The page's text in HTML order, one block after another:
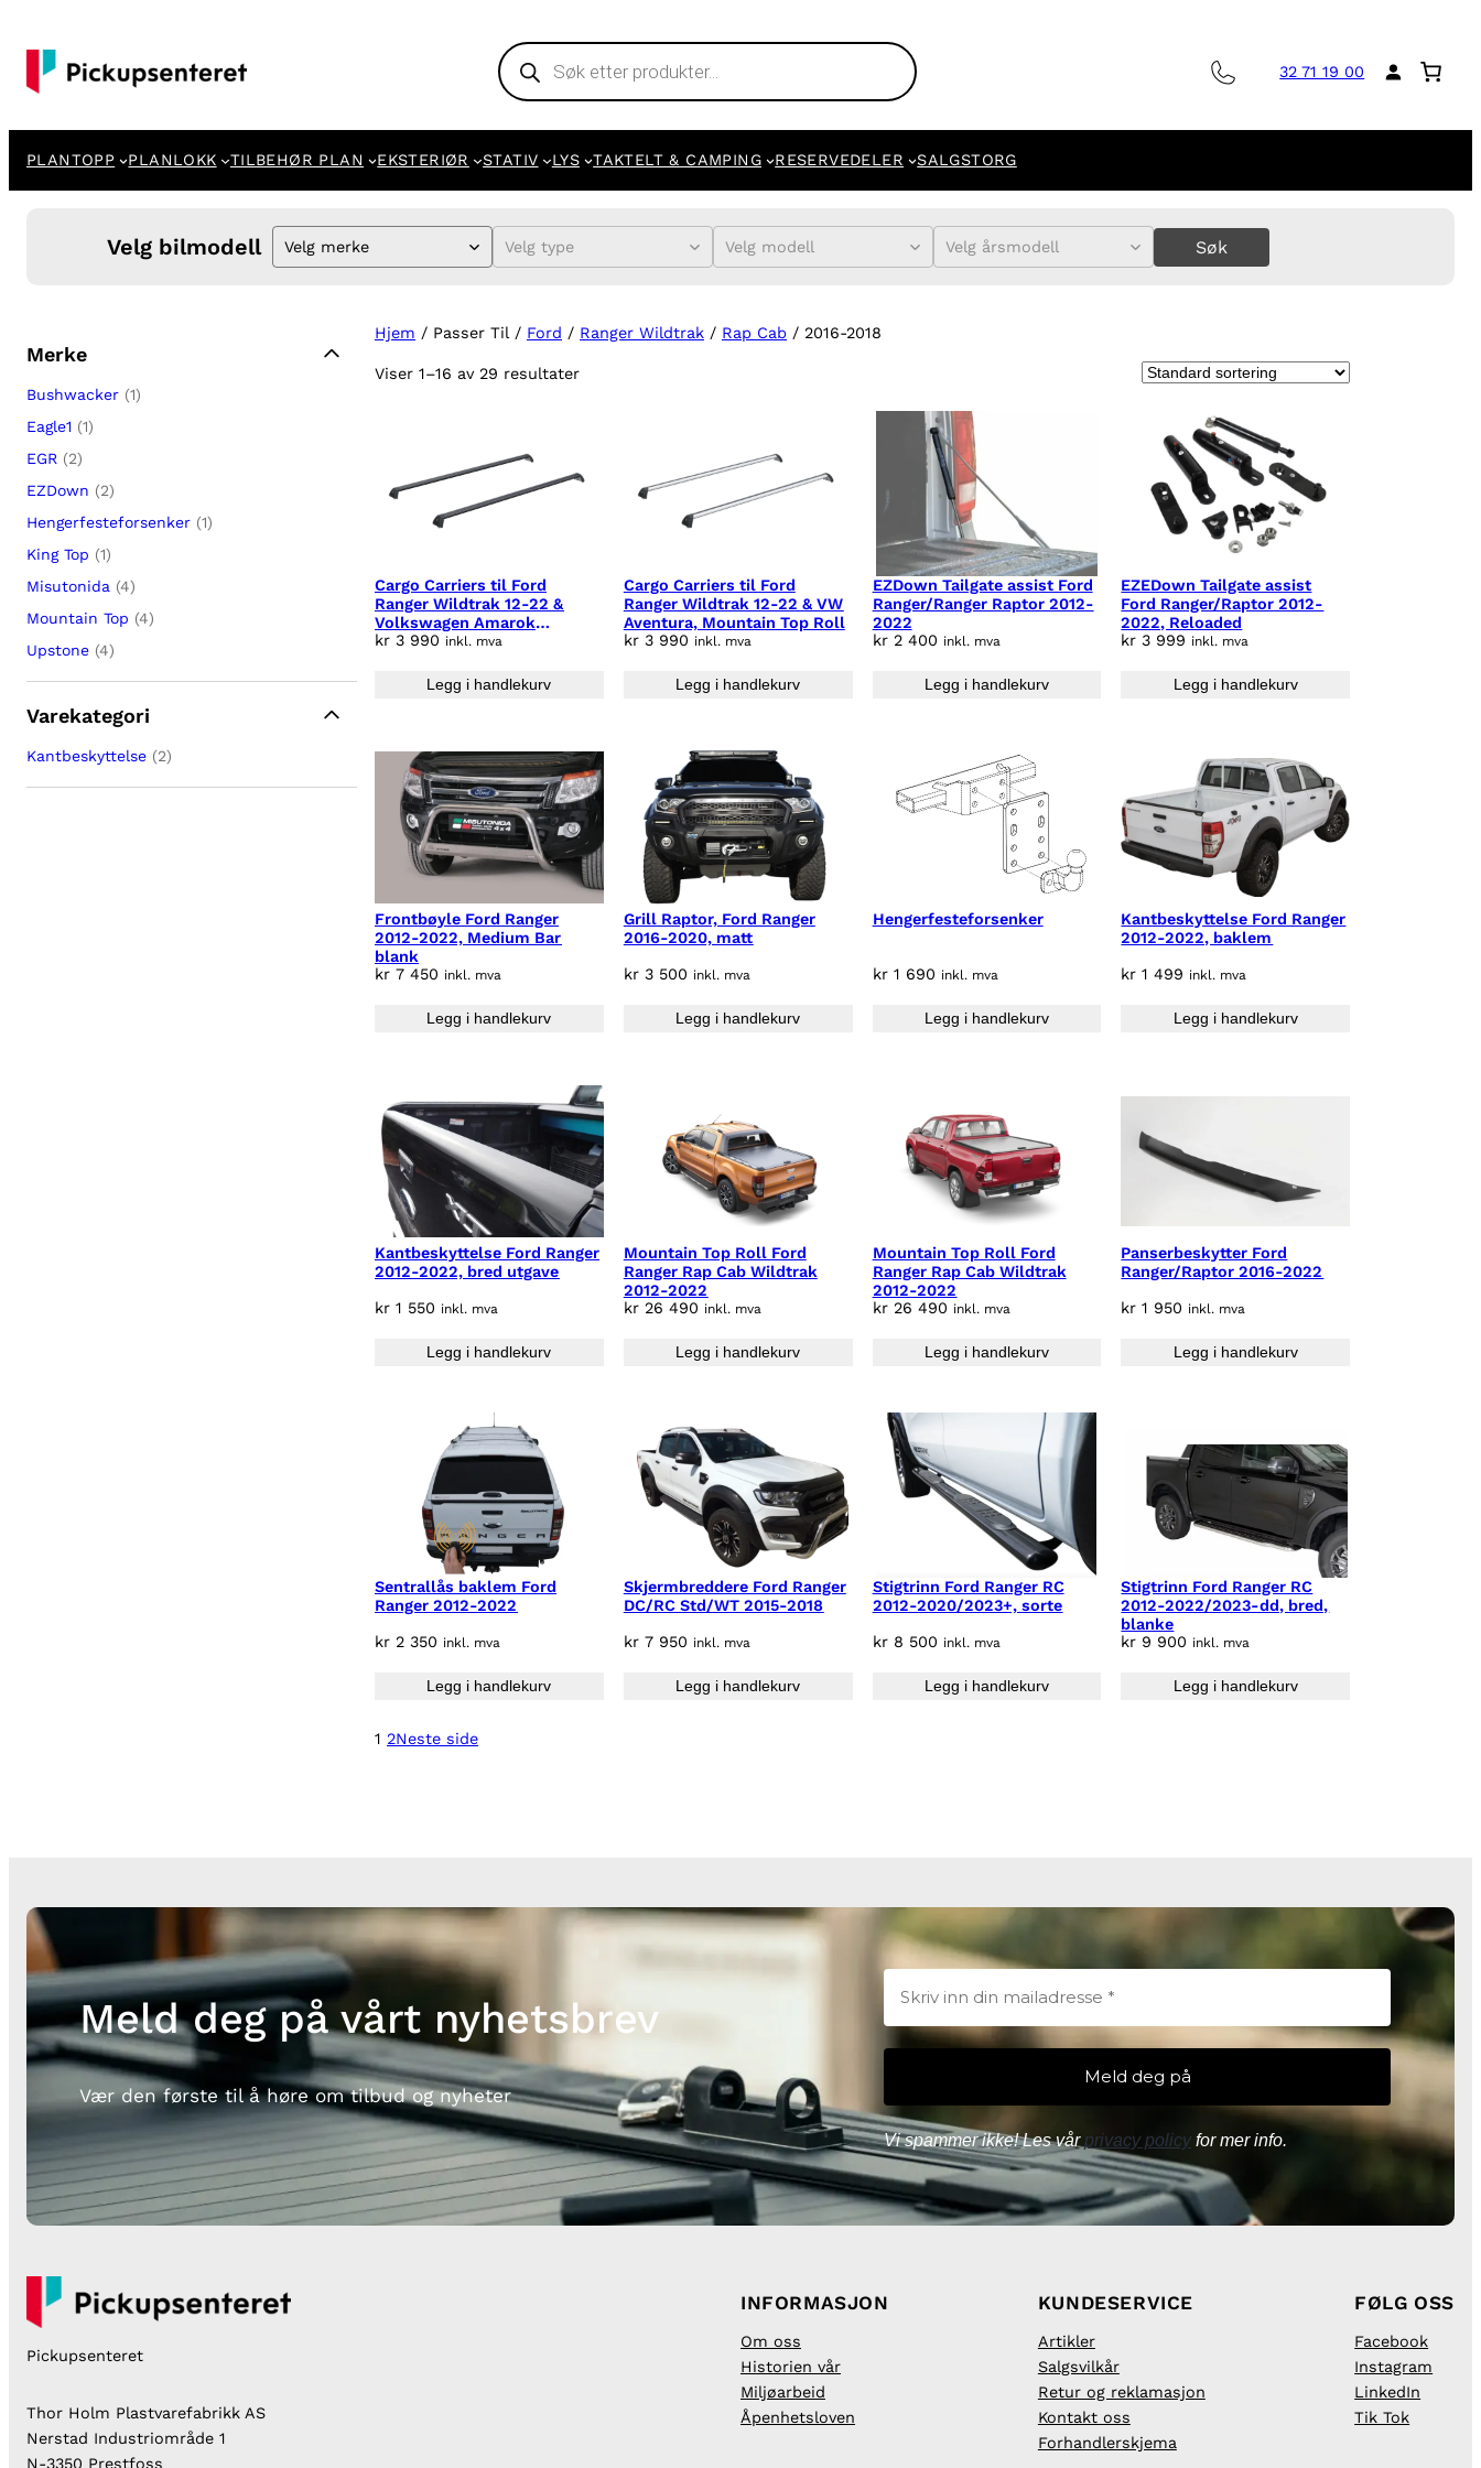
Products
search
32 71 19 00
PLANTOPP PLANLOKK TILBEHØR PLAN EKSTERIØR STATIV LYS TAKTELT & CAMPING RESERVEDELER SALGSTORG
Velg bilmodell Velg merke Velg type Velg modell Velg årsmodell Søk
Merke
Bushwacker (1)
Eagle1 (1)
EGR (2)
EZDown (2)
Hengerfesteforsenker (1)
King Top (1)
Misutonida (4)
Mountain Top (4)
Upstone (4)
Varekategori
Kantbeskyttelse (2)
Hjem / Passer Til / Ford / Ranger Wildtrak / Rap Cab / 2016-2018
Viser 1–16 av 29 resultater
Cargo Carriers til Ford
Ranger Wildtrak 12-22 &
Volkswagen Amarok
Aventura, Mountain Top Roll
kr 3 990 inkl. mva
Legg i handlekurv
Cargo Carriers til Ford
Ranger Wildtrak 12-22 & VW
Aventura, Mountain Top Roll
kr3 990 inkl. mva
Legg i handlekurv
EZDown Tailgate assist Ford
Ranger/Ranger Raptor 2012-
2022
kr2 400 inkl. mva
Legg i handlekurv
EZEDown Tailgate assist
Ford Ranger/Raptor 2012-
2022, Reloaded
kr 3 999 inkl. mva
Legg i handlekurv
Frontbøyle Ford Ranger
2012-2022, Medium Bar
blank
kr 7 450 inkl. mva
Legg i handlekurv
Grill Raptor, Ford Ranger
2016-2020, matt
kr3 500 inkl. mva
Legg i handlekurv
Hengerfesteforsenker
kr1 690 inkl. mva
Legg i handlekurv
Kantbeskyttelse Ford Ranger
2012-2022, baklem
kr 1 499 inkl. mva
Legg i handlekurv
Kantbeskyttelse Ford Ranger
2012-2022, bred utgave
kr 1 550 inkl. mva
Legg i handlekurv
Mountain Top Roll Ford
Ranger Rap Cab Wildtrak
2012-2022
kr26 490 inkl. mva
Legg i handlekurv
Mountain Top Roll Ford
Ranger Rap Cab Wildtrak
2012-2022
kr26 490 inkl. mva
Legg i handlekurv
Panserbeskytter Ford
Ranger/Raptor 2016-2022
kr 1 950 inkl. mva
Legg i handlekurv
Sentrallås baklem Ford
Ranger 2012-2022
kr 2 350 inkl. mva
Legg i handlekurv
Skjermbreddere Ford Ranger
DC/RC Std/WT 2015-2018
kr7 950 inkl. mva
Legg i handlekurv
Stigtrinn Ford Ranger RC
2012-2020/2023+, sorte
kr8 500 inkl. mva
Legg i handlekurv
Stigtrinn Ford Ranger RC
2012-2022/2023-dd, bred,
blanke
kr 9 900 inkl. mva
Legg i handlekurv
1 2Neste side
Meld deg på vårt nyhetsbrev
Vær den første til å høre om tilbud og nyheter
Vi spammer ikke! Les vårprivacy policyfor mer info.
Pickupsenteret
Thor Holm Plastvarefabrikk AS
Nerstad Industriområde 1
N-3350 Prestfoss
INFORMASJON
Om oss
Historien vår
Miljøarbeid
Åpenhetsloven
KUNDESERVICE
Artikler
Salgsvilkår
Retur og reklamasjon
Kontakt oss
Forhandlerskjema
FØLG OSS
Facebook
Instagram
LinkedIn
Tik Tok